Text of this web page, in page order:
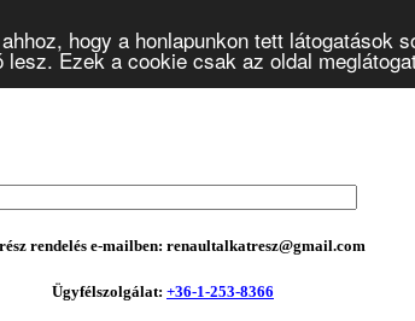
hogy a honlapunkon tett látogatások
Ezek a cookie csak az oldal
rendelés e-mailben: renaultalkatresz@gmail.com
Ügyfélszolgálat: +36-1-253-8366